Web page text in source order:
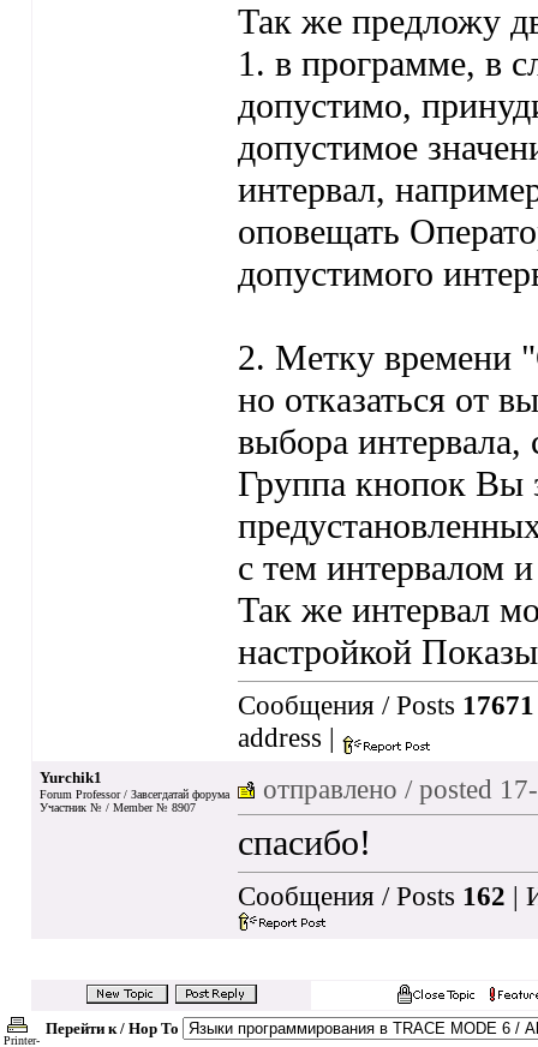
Так же предложу
1. в программе, в
допустимо,
допустимое
интервал,
оповещать
допустимого
2. Метку времени
но отказаться от
выбора
Группа кнопок Вы
с тем интервалом
Так же интервал
настройкой
Сообщения / Posts 17671
address |
Yurchik1
Forum Professor / Завсегдатай форума
Участник № / Member № 8907
отправлено / posted
спасибо!
Сообщения / Posts 162 |
Printer-
Перейти к / Hop To